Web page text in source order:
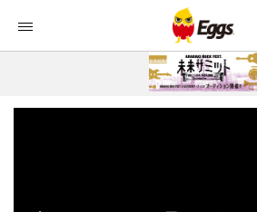
ランキング
記事
ログイン
アカウント登録